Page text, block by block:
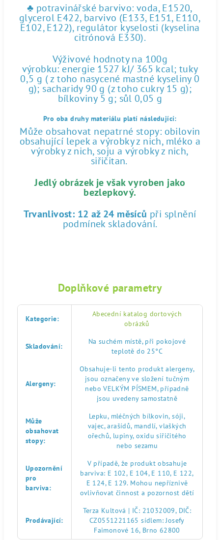
♣ potravinářské barvivo: voda, E1520,
glycerol E422, barvivo (E133, E151, E110,
E102, E122), regulátor kyselosti (kyselina
citrónová E330).
Výživové hodnoty na 100g
výrobku: energie 1527 kJ/ 365 kcal; tuky
0,5 g ( z toho nasycené mastné kyseliny 0
g); sacharidy 90 g (z toho cukry 15 g);
bílkoviny 5 g; sůl 0,05 g
Pro oba druhy materiálu platí následující:
Může obsahovat nepatrné stopy: obilovin
obsahující lepek a výrobky z nich, mléko a
výrobky z nich, soju a výrobky z nich,
siřičitan.
Jedlý obrázek je však vyroben jako
bezlepkový.
Trvanlivost: 12 až 24 měsíců při splnění
podmínek skladování.
Doplňkové parametry
Kategorie:
Abecední katalog dortových
obrázků
Skladování:
Na suchém místě, při pokojové
teplotě do 25°C
Alergeny:
Obsahuje-li tento produkt alergeny,
jsou označeny ve složení tučným
nebo VELKÝM PÍSMEM, případně
jsou uvedeny samostatně
Může
obsahovat
stopy:
Lepku, mléčných bílkovin, sóji,
vajec, arašídů, mandlí, vlaškých
ořechů, lupiny, oxidu siřičitého
nebo sezamu
Upozornění
pro
barviva:
V případě, že produkt obsahuje
barviva: E 102, E 104, E 110, E 122,
E 124, E 129. Mohou nepříznivě
ovlivňovat činnost a pozornost dětí
Prodávající:
Terza Kultová | IČ: 21032009, DIČ:
CZ0551221165 sídlem: Josefy
Faimonové 16, Brno 62800